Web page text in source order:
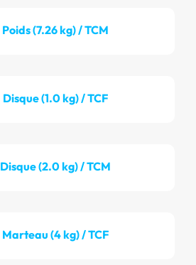
Poids (7.26 kg) / TCM
Disque (1.0 kg) / TCF
Disque (2.0 kg) / TCM
Marteau (4 kg) / TCF